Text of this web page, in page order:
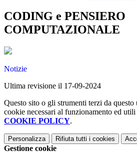
CODING e PENSIERO
COMPUTAZIONALE
Notizie
Ultima revisione il 17-09-2024
Questo sito o gli strumenti terzi da
cookie necessari al funzionamento ed
COOKIE POLICY.
Personalizza Rifiuta tutti i cookies
Gestione cookie